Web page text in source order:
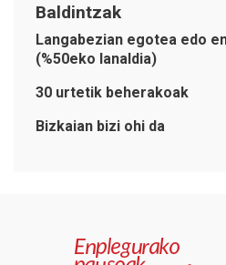
Baldintzak
Langabezian egotea edo
(%50eko lanaldia)
30 urtetik beherakoak
Bizkaian bizi ohi da